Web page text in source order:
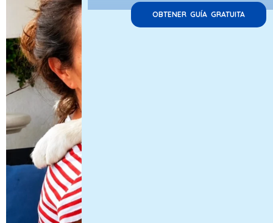
OBTENER GUÍA GRATUITA